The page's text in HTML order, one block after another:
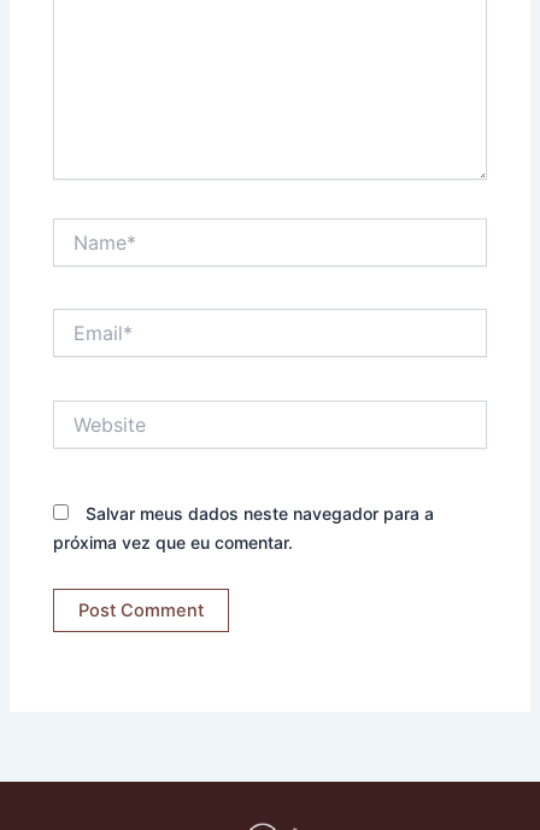
Salvar meus dados neste navegador para a
próxima vez que eu comentar.